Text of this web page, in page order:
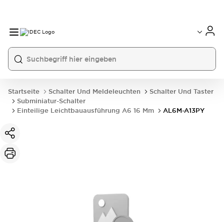
Startseite Schalter Und Meldeleuchten
Schalter Und Taster
Subminiatur-Schalter
Einteilige Leichtbauausführung A6 16 Mm
AL6M-A13PY